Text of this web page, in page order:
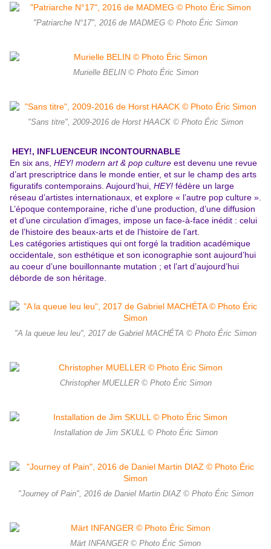
"Patriarche N°17", 2016 de MADMEG © Photo Éric Simon
Murielle BELIN © Photo Éric Simon
"Sans titre", 2009-2016 de Horst HAACK © Photo Éric Simon
HEY!, INFLUENCEUR INCONTOURNABLE
En six ans, HEY! modern art & pop culture est devenu une revue
d’art prescriptrice dans le monde entier, et sur le champ des arts
figuratifs contemporains. Aujourd’hui, HEY! fédère un large
réseau d’artistes internationaux, et explore « l’autre pop culture ».
L’époque contemporaine, riche d’une production, d’une diffusion
et d’une circulation d’images, impose un face-à-face inédit : celui
de l’histoire des beaux-arts et de l’histoire de l’art.
Les catégories artistiques qui ont forgé la tradition académique
occidentale, son esthétique et son iconographie sont aujourd’hui
au coeur d’une bouillonnante mutation ; et l’art d’aujourd’hui
déborde de son héritage.
"A la queue leu leu", 2017 de Gabriel MACHÉTA © Photo Éric Simon
Christopher MUELLER © Photo Éric Simon
Installation de Jim SKULL © Photo Éric Simon
"Journey of Pain", 2016 de Daniel Martin DIAZ © Photo Éric Simon
Märt INFANGER © Photo Éric Simon